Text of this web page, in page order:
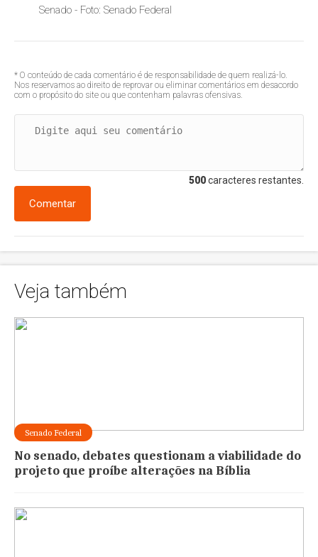
Senado - Foto: Senado Federal
* O conteúdo de cada comentário é de responsabilidade de quem realizá-lo.
Nos reservamos ao direito de reprovar ou eliminar comentários em desacordo
com o propósito do site ou que contenham palavras ofensivas.
500caracteres restantes.
Comentar
Veja também
Senado Federal
No senado, debates questionam a viabilidade do
projeto que proíbe alterações na Bíblia